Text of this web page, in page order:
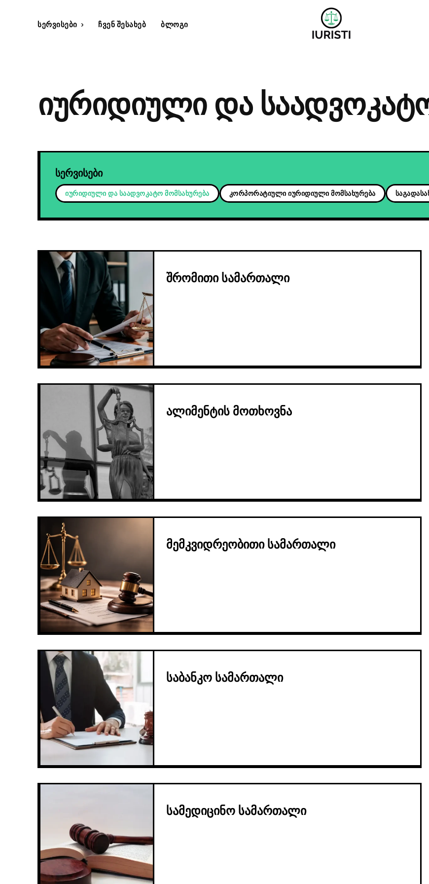
Სერვისები Ჩვენ Შესახებ Ბლოგი
იურიდიული და
სერვისები
იურიდიული და საადვოკატო მომსახურება კორპორატიული იურიდიული მომსახურება
შრომითი სამართალი
ალიმენტის მოთხოვნა
მემკვიდრეობითი სამართალი
საბანკო სამართალი
სამედიცინო სამართალი